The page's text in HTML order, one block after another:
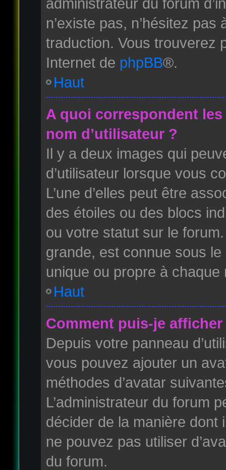
n’existe pas, n’hésitez
traduction. Vous trouverez
Internet de phpBB®.
Haut
A quoi correspondent
nom d’utilisateur ?
Il y a deux images qui
d’utilisateur lorsque vous
L’une d’elles peut être
des étoiles ou des blocs
ou votre statut sur le
grande, est connue sous
unique ou propre à chaque
Haut
Comment puis-je
Depuis votre panneau
vous pouvez ajouter un
méthodes d’avatar
L’administrateur du forum
décider de la manière dont
ne pouvez pas utiliser
du forum.